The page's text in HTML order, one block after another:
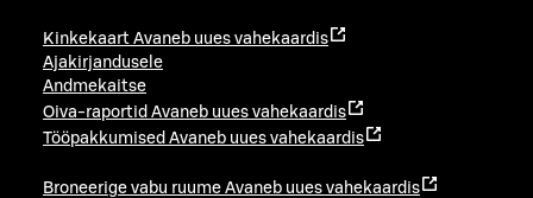
Kinkekaart Avaneb uues vahekaardis
Ajakirjandusele
Andmekaitse
Oiva-raportid Avaneb uues vahekaardis
Tööpakkumised Avaneb uues vahekaardis
Broneerige vabu ruume Avaneb uues vahekaardis